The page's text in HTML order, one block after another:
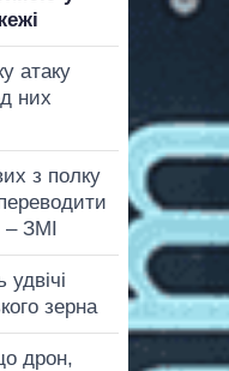
атаку
них
з полку
– ЗМІ
зерна
дрон,